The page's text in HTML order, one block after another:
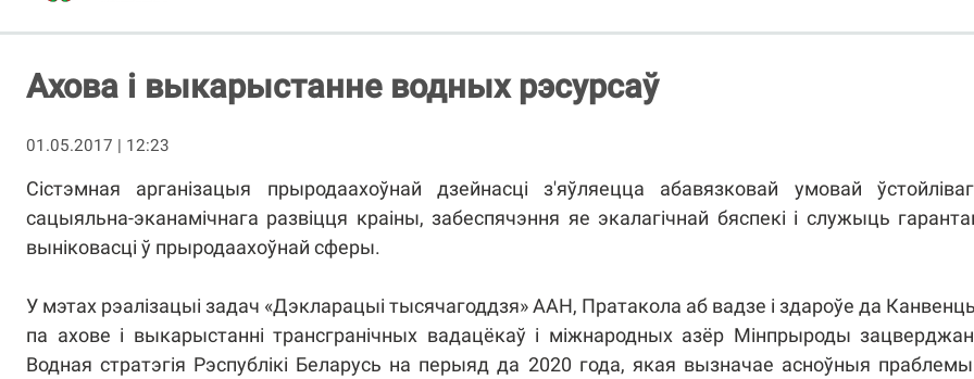
Ахова і выкарыстанне водных рэсурсаў
01.05.2017 | 12:23
Сістэмная арганізацыя прыродаахоўнай дзейнасці з'яўляецца абавязковай умовай
сацыяльна-эканамічнага развіцця краіны, забеспячэння яе экалагічнай бяспекі і служыць
выніковасці ў прыродаахоўнай сферы.
У мэтах рэалізацыі задач «Дэкларацыі тысячагоддзя» ААН, Пратакола аб вадзе і здароўе да
па ахове і выкарыстанні трансгранічных вадацёкаў і міжнародных азёр Мінпрыроды
Водная стратэгія Рэспублікі Беларусь на перыяд да 2020 года, якая вызначае асноўныя праблемы